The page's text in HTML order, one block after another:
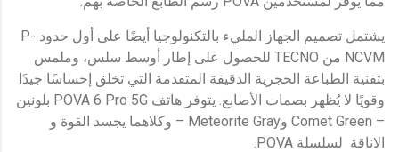
يشتمل تصميم الجهاز المليء بالتكنولوجيا أيضًا على أول حدود P-
NCVM من TECNO للحصول على إطار أوسط سلس، وملمس
بتقنية الطباعة الحجرية الدقيقة المتقدمة التي تخلق إحساسًا جيدًا
وقويًا لا يُظهر بصمات الأصابع. يتوفر هاتف POVA 6 Pro 5G بلونين
– Comet Green وMeteorite Gray – وكلاهما يجسد القوة و
الاناقة لسلسلة POVA.